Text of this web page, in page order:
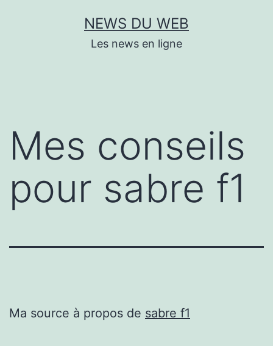
NEWS DU WEB
Les news en ligne
Mes conseils
pour sabre f1
Ma source à propos de sabre f1